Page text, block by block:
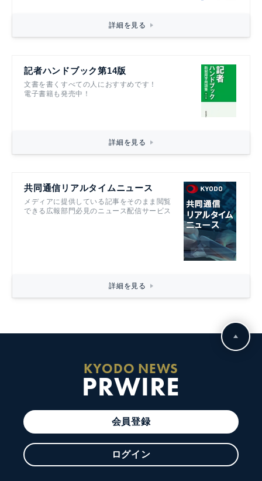
詳細を見る
記者ハンドブック第14版
文書を書くすべての人におすすめです！
電子書籍も発売中！
詳細を見る
共同通信リアルタイムニュース
メディアに提供している記事をそのまま閲覧
できる広報部門必見のニュース配信サービス
詳細を見る
KYODO NEWS
PRWIRE
会員登録
ログイン